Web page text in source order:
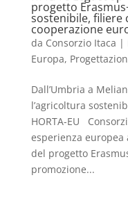
progetto
sostenibile, filiere
cooperazione
da Consorzio Itaca |
Europa,
Dall’Umbria a
l’agricoltura
HORTA-EU
esperienza europea
del progetto
promozione...